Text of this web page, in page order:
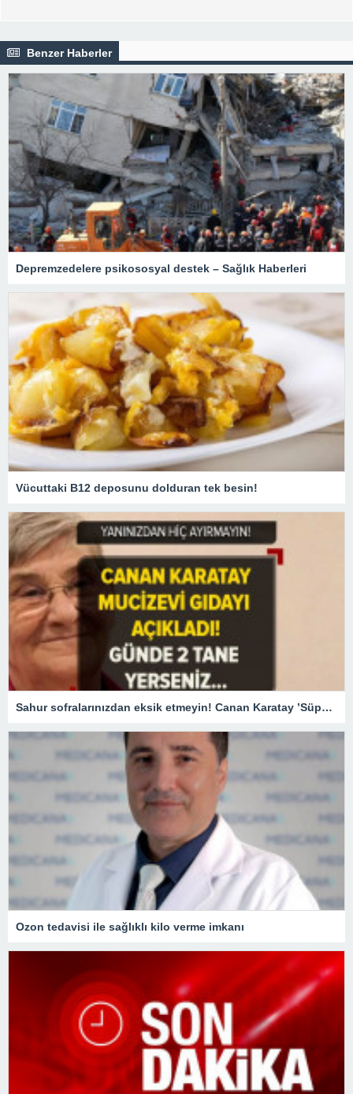
Benzer Haberler
Depremzedelere psikososyal destek – Sağlık Haberleri
Vücuttaki B12 deposunu dolduran tek besin!
Sahur sofralarınızdan eksik etmeyin! Canan Karatay ’Süper besin’ diyerek açıkladı! Günde 2 adet tüketirseniz…
Ozon tedavisi ile sağlıklı kilo verme imkanı